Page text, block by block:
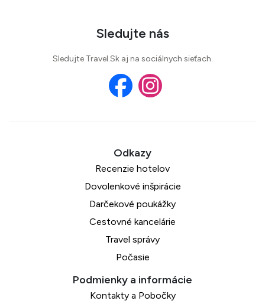
Sledujte nás
Sledujte Travel.Sk aj na sociálnych sieťach.
Recenzie hotelov
Dovolenkové inšpirácie
Darčekové poukážky
Cestovné kancelárie
Travel správy
Počasie
Kontakty a Pobočky